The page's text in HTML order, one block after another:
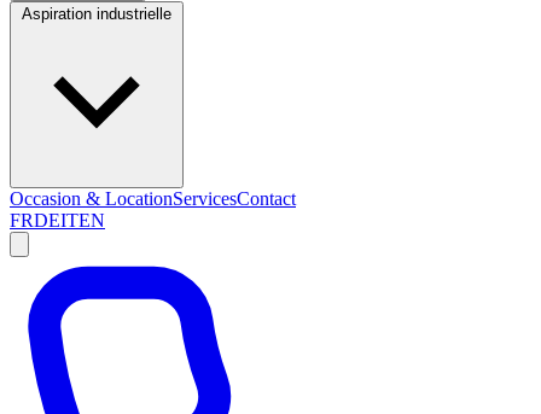
Occasion & LocationServicesContact
FRDEITEN